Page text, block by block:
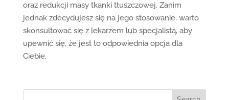
oraz redukcji masy tkanki tłuszczowej. Zanim
jednak zdecydujesz się na jego stosowanie, warto
skonsultować się z lekarzem lub specjalistą, aby
upewnić się, że jest to odpowiednia opcja dla
Ciebie.